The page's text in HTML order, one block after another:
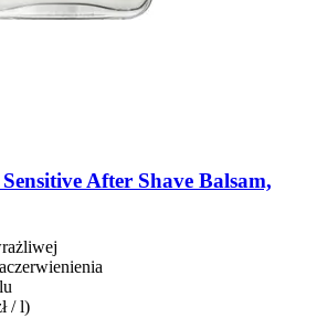
After Shave Balsam,
/ l)